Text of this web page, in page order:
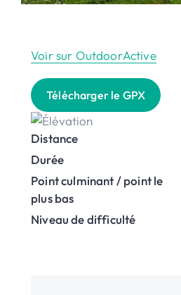
Voir sur OutdoorActive
Télécharger le GPX
Distance
Durée
Point culminant / point le
plus bas
Niveau de difficulté